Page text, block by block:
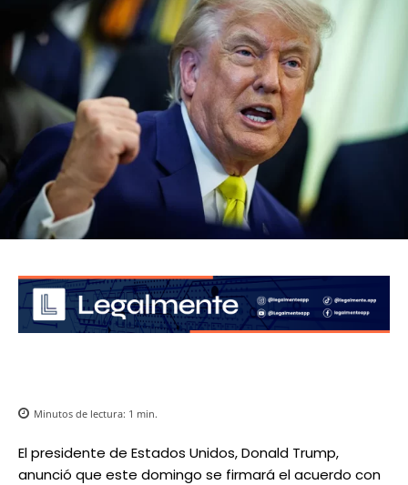
Minutos de lectura: 1 min.
El presidente de Estados Unidos, Donald Trump,
anunció que este domingo se firmará el acuerdo con